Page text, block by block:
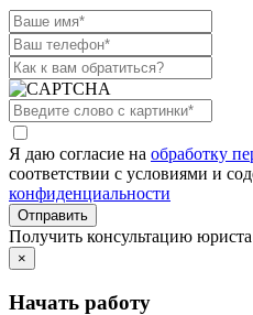
Я даю согласие на обработку
соответствии с условиями и
конфиденциальности
Получить консультацию юриста
×
Начать работу